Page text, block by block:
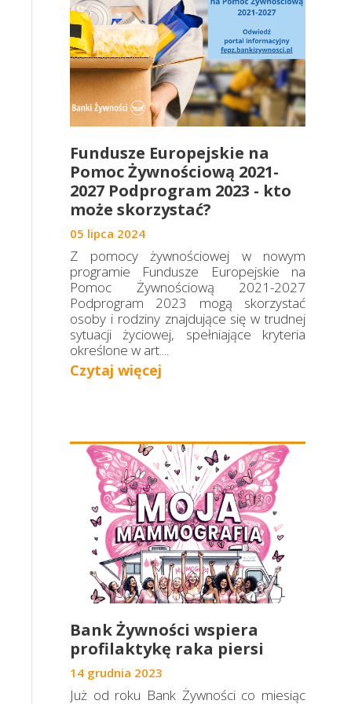
Fundusze Europejskie na
Pomoc Żywnościową 2021-
2027 Podprogram 2023 - kto
może skorzystać?
05 lipca 2024
Z pomocy żywnościowej w nowym
programie Fundusze Europejskie na
Pomoc Żywnościową 2021-2027
Podprogram 2023 mogą skorzystać
osoby i rodziny znajdujące się w trudnej
sytuacji życiowej, spełniające kryteria
określone w art....
Czytaj więcej
Bank Żywności wspiera
profilaktykę raka piersi
14 grudnia 2023
Już od roku Bank Żywności co miesiąc